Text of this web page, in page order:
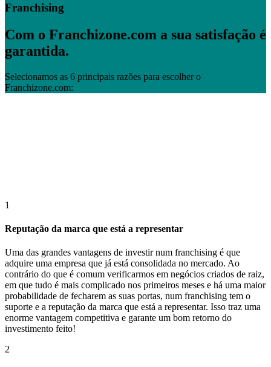
Franchising
Com o Franchizone.com a sua satisfação é
garantida.
Selecionamos as 6 principais razões para escolher o
Franchizone.com:
1
Reputação da marca que está a representar
Uma das grandes vantagens de investir num franchising é que
adquire uma empresa que já está consolidada no mercado. Ao
contrário do que é comum verificarmos em negócios criados de raiz,
em que tudo é mais complicado nos primeiros meses e há uma maior
probabilidade de fecharem as suas portas, num franchising tem o
suporte e a reputação da marca que está a representar. Isso traz uma
enorme vantagem competitiva e garante um bom retorno do
investimento feito!
2